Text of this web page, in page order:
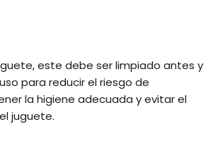
este debe ser limpiado antes y
para reducir el riesgo de
la higiene adecuada y evitar el
juguete.